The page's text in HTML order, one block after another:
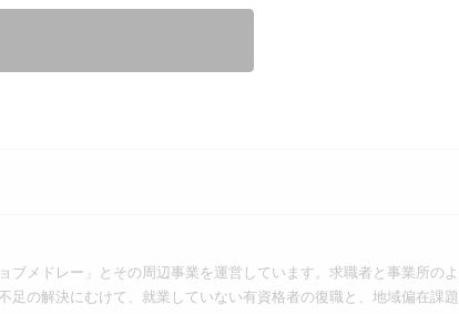
メドレー」とその周辺事業を運営しています。求職者と事業所のよ
の解決にむけて、就業していない有資格者の復職と、地域偏在課題